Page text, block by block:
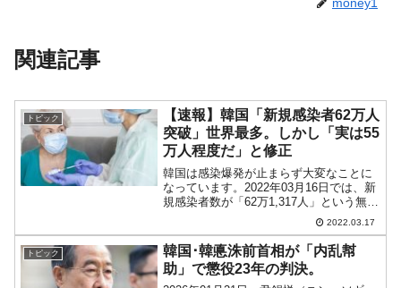
money1
関連記事
トピック
【速報】韓国「新規感染者62万人
突破」世界最多。しかし「実は55
万人程度だ」と修正
韓国は感染爆発が止まらず大変なことに
なっています。2022年03月16日では、新
規感染者数が「62万1,317人」という無茶
苦茶な数字となりました。以下をご覧く
ださい。前日から20万人も増加しまし
た。世界最多の感染者数です。しかし、
イ・サン...
2022.03.17
トピック
韓国･韓悳洙前首相が「内乱幇
助」で懲役23年の判決。